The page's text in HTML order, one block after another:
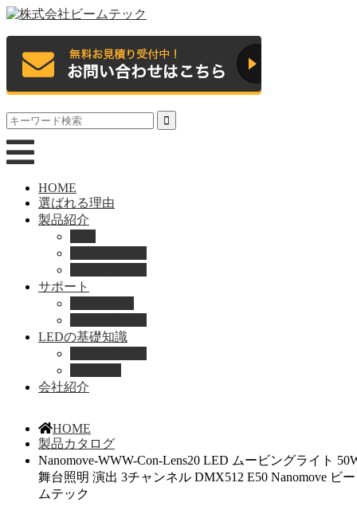
HOME
選ばれる理由
製品紹介
サポート
LEDの基礎知識
会社紹介
HOME
製品カタログ
Nanomove-WWW-Con-Lens20 LED ムービングライト
舞台照明 演出 3チャンネル DMX512 E50 Nanomove ビー
ムテック